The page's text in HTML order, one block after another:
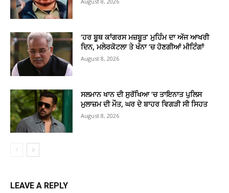
‘ਹਰ ਬੂਥ ਕਾਂਗਰਸ ਮਜ਼ਬੂਤ’ ਮੁਹਿੰਮ ਦਾ ਅੱਜ ਆਖਰੀ
ਦਿਨ, ਮਲੇਰਕੋਟਲਾ ਤੇ ਖੰਨਾ ’ਚ ਹੋਣਗੀਆਂ ਮੀਟਿੰਗਾਂ
August 8, 2026
ਸਲਮਾਨ ਖਾਨ ਦੀ ਸੁਰੱਖਿਆ ’ਚ ਤਾਇਨਾਤ ਪੁਲਿਸ
ਮੁਲਾਜ਼ਮ ਦੀ ਮੌਤ, ਘਰ ਦੇ ਬਾਹਰ ਵਿਗੜੀ ਸੀ ਸਿਹਤ
August 8, 2026
LEAVE A REPLY